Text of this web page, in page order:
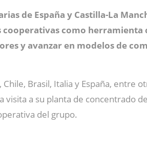
de España y Castilla-La
cooperativas como
y avanzar en modelos de
Brasil, Italia y España, entre
a su planta de concentrado
del grupo.